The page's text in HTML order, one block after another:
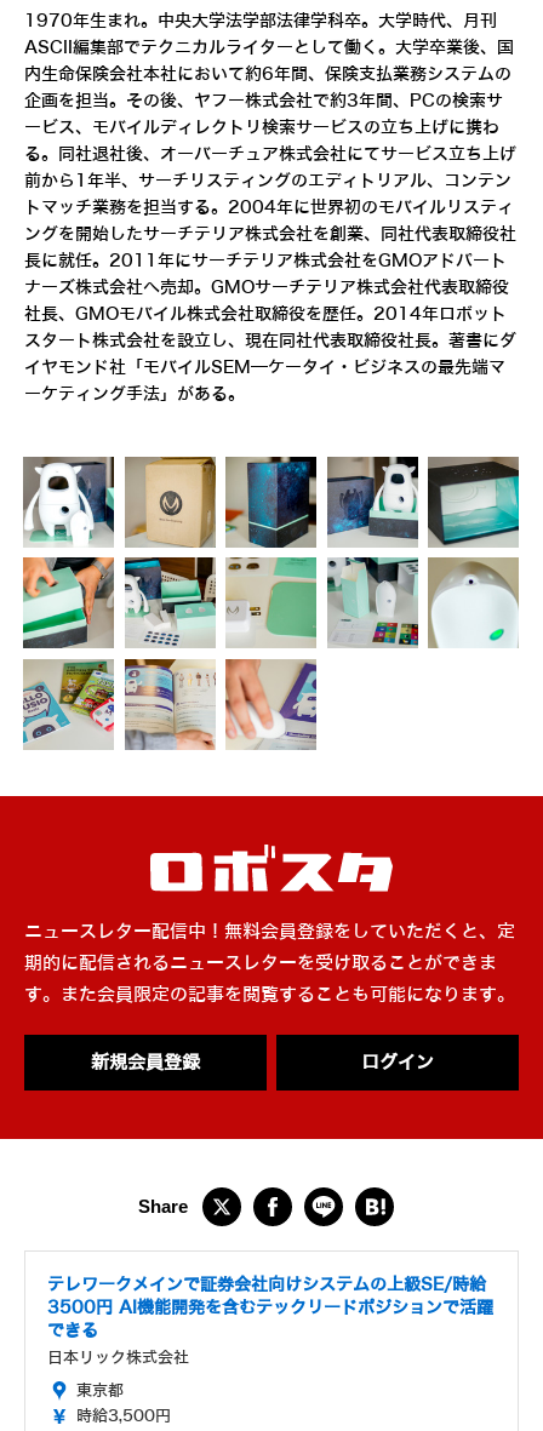
1970年生まれ。中央大学法学部法律学科卒。大学時代、月刊
ASCII編集部でテクニカルライターとして働く。大学卒業後、国
内生命保険会社本社において約6年間、保険支払業務システムの
企画を担当。その後、ヤフー株式会社で約3年間、PCの検索サ
ービス、モバイルディレクトリ検索サービスの立ち上げに携わ
る。同社退社後、オーバーチュア株式会社にてサービス立ち上げ
前から1年半、サーチリスティングのエディトリアル、コンテン
トマッチ業務を担当する。2004年に世界初のモバイルリスティ
ングを開始したサーチテリア株式会社を創業、同社代表取締役社
長に就任。2011年にサーチテリア株式会社をGMOアドパート
ナーズ株式会社へ売却。GMOサーチテリア株式会社代表取締役
社長、GMOモバイル株式会社取締役を歴任。2014年ロボット
スタート株式会社を設立し、現在同社代表取締役社長。著書にダ
イヤモンド社「モバイルSEM―ケータイ・ビジネスの最先端マ
ーケティング手法」がある。
ニュースレター配信中！無料会員登録をしていただくと、定
期的に配信されるニュースレターを受け取ることができま
す。また会員限定の記事を閲覧することも可能になります。
新規会員登録 ログイン
テレワークメインで証券会社向けシステムの上級SE/時給
3500円 AI機能開発を含むテックリードポジションで活躍
できる
日本リック株式会社
東京都
時給3,500円